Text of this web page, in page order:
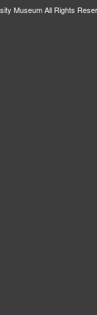
Museum All Rights